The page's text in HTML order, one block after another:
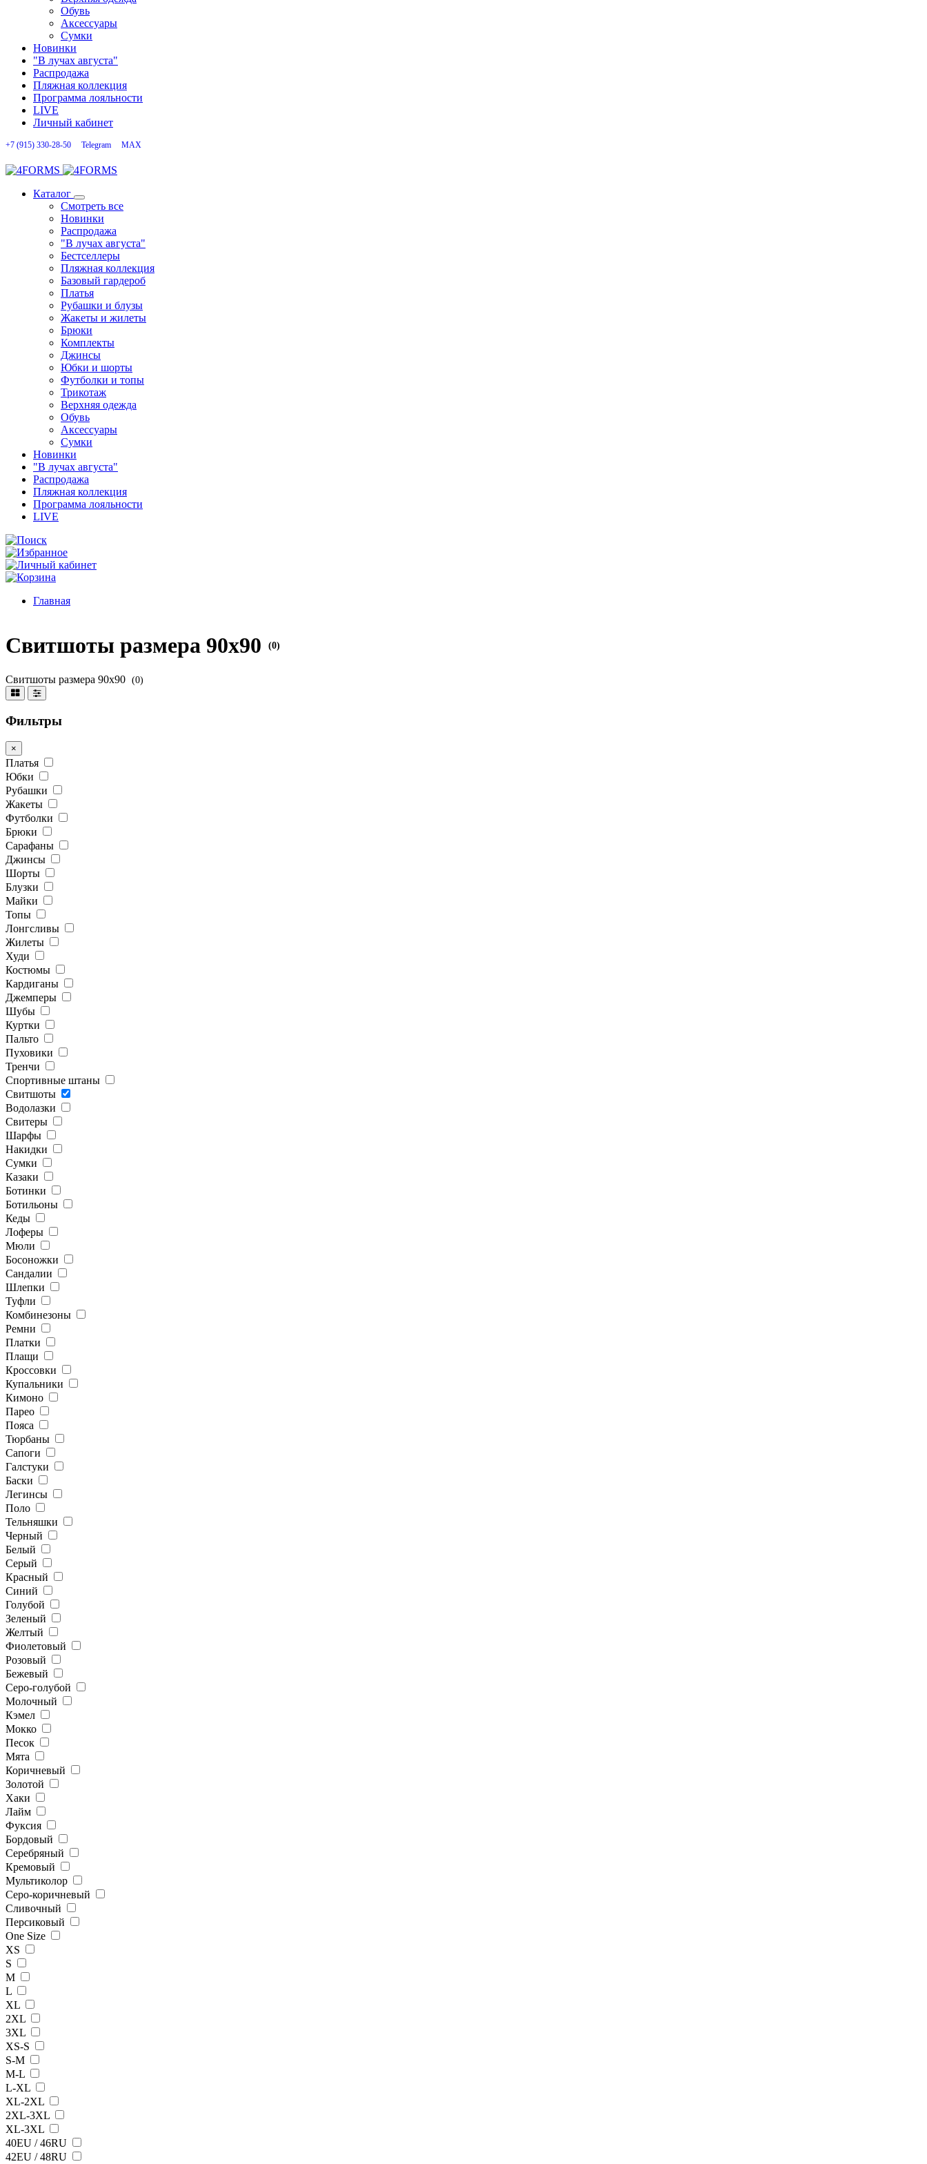
Обувь
Аксессуары
Сумки
Новинки
"В лучах августа"
Распродажа
Пляжная коллекция
Программа лояльности
LIVE
Личный кабинет
+7 (915) 330-28-50 Telegram MAX
Каталог
Смотреть все
Новинки
Распродажа
"В лучах августа"
Бестселлеры
Пляжная коллекция
Базовый гардероб
Платья
Рубашки и блузы
Жакеты и жилеты
Брюки
Комплекты
Джинсы
Юбки и шорты
Футболки и топы
Трикотаж
Верхняя одежда
Обувь
Аксессуары
Сумки
Новинки
"В лучах августа"
Распродажа
Пляжная коллекция
Программа лояльности
LIVE
Главная
Свитшоты размера 90х90 (0)
Свитшоты размера 90х90 (0)
Фильтры
×
Платья
Юбки
Рубашки
Жакеты
Футболки
Брюки
Сарафаны
Джинсы
Шорты
Блузки
Майки
Топы
Лонгсливы
Жилеты
Худи
Костюмы
Кардиганы
Джемперы
Шубы
Куртки
Пальто
Пуховики
Тренчи
Спортивные штаны
Свитшоты
Водолазки
Свитеры
Шарфы
Накидки
Сумки
Казаки
Ботинки
Ботильоны
Кеды
Лоферы
Мюли
Босоножки
Сандалии
Шлепки
Туфли
Комбинезоны
Ремни
Платки
Плащи
Кроссовки
Купальники
Кимоно
Парео
Пояса
Тюрбаны
Сапоги
Галстуки
Баски
Легинсы
Поло
Тельняшки
Черный
Белый
Серый
Красный
Синий
Голубой
Зеленый
Желтый
Фиолетовый
Розовый
Бежевый
Серо-голубой
Молочный
Кэмел
Мокко
Песок
Мята
Коричневый
Золотой
Хаки
Лайм
Фуксия
Бордовый
Серебряный
Кремовый
Мультиколор
Серо-коричневый
Сливочный
Персиковый
One Size
XS
S
M
L
XL
2XL
3XL
XS-S
S-M
M-L
L-XL
XL-2XL
2XL-3XL
XL-3XL
40EU / 46RU
42EU / 48RU